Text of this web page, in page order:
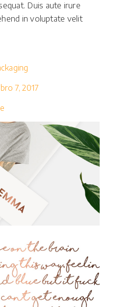
Duis aute irure
in voluptate velit
7, 2017